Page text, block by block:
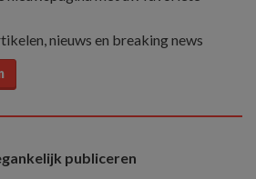
nieuws en breaking news
publiceren